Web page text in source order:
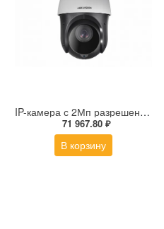
IP-камера с 2Мп разрешением DS-2DE4225IW-DE(S5)
71 967.80 ₽
В корзину